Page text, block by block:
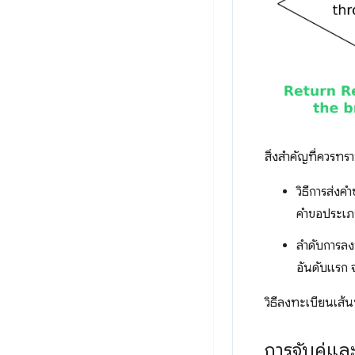
สิ่งสำคัญที่ควรทร
วิธีการส่งค
คำขอประ
ลำดับการล
อันดับแรก
วิธีลงทะเบียนเส้
การจับคู่แล